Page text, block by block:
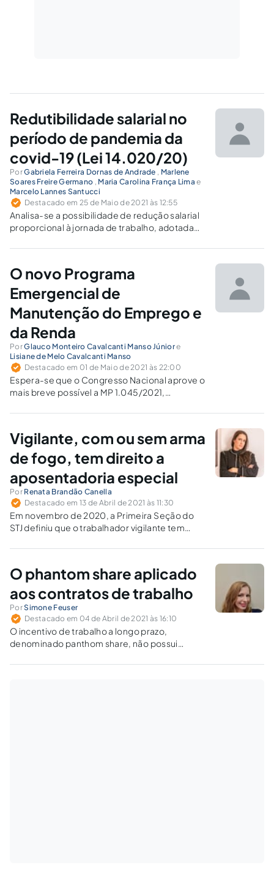
Redutibilidade salarial no
período de pandemia da
covid-19 (Lei 14.020/20)
PorGabriela Ferreira Dornas de Andrade , Marlene
Soares Freire Germano , Maria Carolina França Lima e
Marcelo Lannes Santucci
Destacado em 25 de Maio de 2021 às 12:55
Analisa-se a possibilidade de redução salarial
proporcional à jornada de trabalho, adotada
alternativa ao enfretamento da pandemia da
O novo Programa
Emergencial de
Manutenção do Emprego e
da Renda
PorGlauco Monteiro Cavalcanti Manso Júniore
Lisiane de Melo Cavalcanti Manso
Destacado em 01 de Maio de 2021 às 22:00
Espera-se que o Congresso Nacional aprove o
mais breve possível a MP 1.045/2021,
segurança jurídica aos empregadores e
Vigilante, com ou sem arma
de fogo, tem direito a
aposentadoria especial
Por Renata Brandão Canella
Destacado em 13 de Abril de 2021 às 11:30
Em novembro de 2020, a Primeira Seção do
STJ definiu que o trabalhador vigilante tem
comprovada a condição de risco à integridade
O phantom share aplicado
aos contratos de trabalho
PorSimone Feuser
Destacado em 04 de Abril de 2021 às 16:10
O incentivo de trabalho a longo prazo,
denominado panthom share, não possui
timidamente utilizado. Quais seriam as